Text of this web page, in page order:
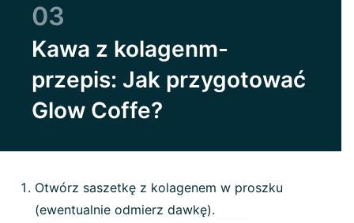
03
Kawa z kolagenm-
przepis: Jak przygotować
Glow Coffe?
Otwórz saszetkę z kolagenem w proszku
(ewentualnie odmierz dawkę).